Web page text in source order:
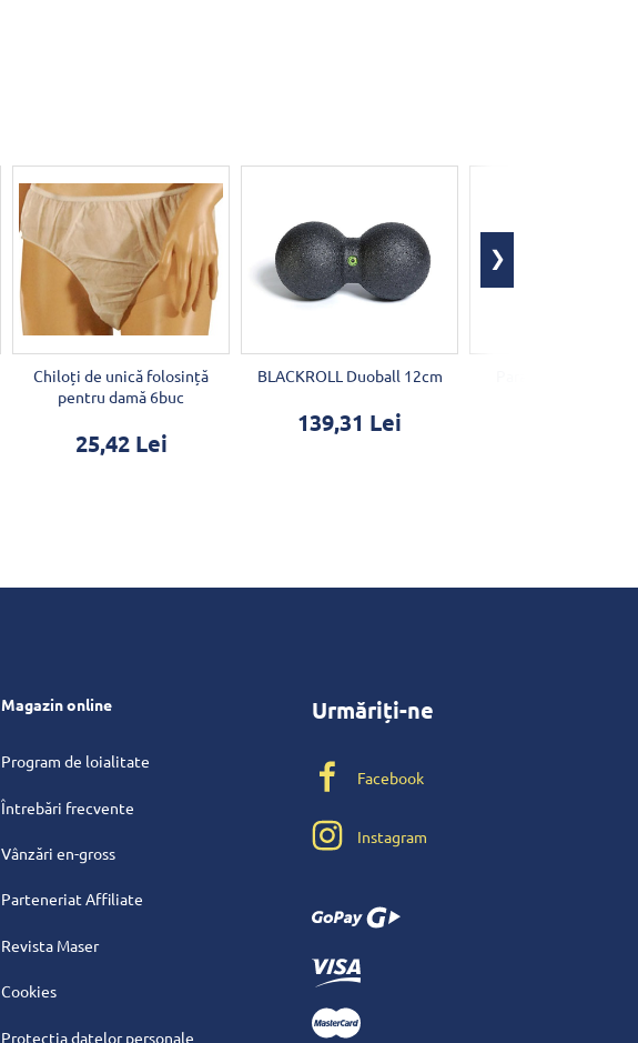
Chiloți de unică folosință
pentru damă 6buc
25,42 Lei
BLACKROLL Duoball 12cm
139,31 Lei
Magazin online
Program de loialitate
Întrebări frecvente
Vânzări en-gross
Parteneriat Affiliate
Revista Maser
Cookies
Protecția datelor personale
Urmăriți-ne
Facebook
Instagram